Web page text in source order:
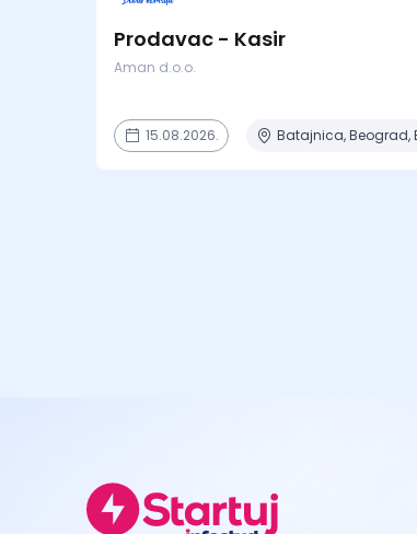
Prodavac - Kasir
Aman d.o.o.
15.08.2026.